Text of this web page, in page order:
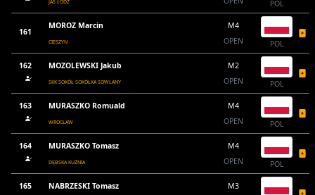
JAS ŁÓDŹ POL
161
MOROZ Marcin
CIESZYN
M4
OPEN
POL
162 MOZOLEWSKI Jakub
SKK SOKÓŁ SOKÓŁKA SOWLANY
M2
OPEN
POL
163 MURASZKO Romuald
WROCŁAW
M4
OPEN
POL
164 MURASZKO Tomasz
DĘBSKA KUŹNIA
M4
OPEN
POL
165 NABRZESKI Tomasz
M3